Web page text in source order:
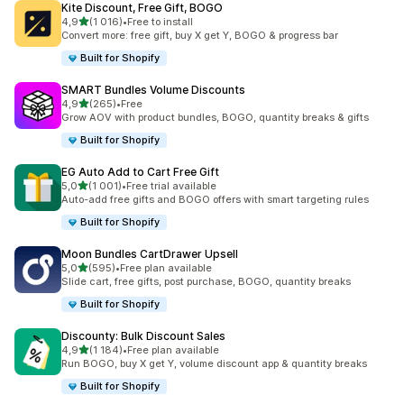
Kite Discount, Free Gift, BOGO
4,9/ 5 tähteä
(1 016)
1016 arvostelua yhteensä
•Free to install
Convert more: free gift, buy X get Y, BOGO & progress bar
Built for Shopify
SMART Bundles Volume Discounts
4,9/ 5 tähteä
(265)
265 arvostelua yhteensä
•Free
Grow AOV with product bundles, BOGO, quantity breaks & gifts
Built for Shopify
EG Auto Add to Cart Free Gift
5,0/ 5 tähteä
(1 001)
1001 arvostelua yhteensä
•Free trial available
Auto-add free gifts and BOGO offers with smart targeting rules
Built for Shopify
Moon Bundles CartDrawer Upsell
5,0/ 5 tähteä
(595)
595 arvostelua yhteensä
•Free plan available
Slide cart, free gifts, post purchase, BOGO, quantity breaks
Built for Shopify
Discounty: Bulk Discount Sales
4,9/ 5 tähteä
(1 184)
1184 arvostelua yhteensä
•Free plan available
Run BOGO, buy X get Y, volume discount app & quantity breaks
Built for Shopify